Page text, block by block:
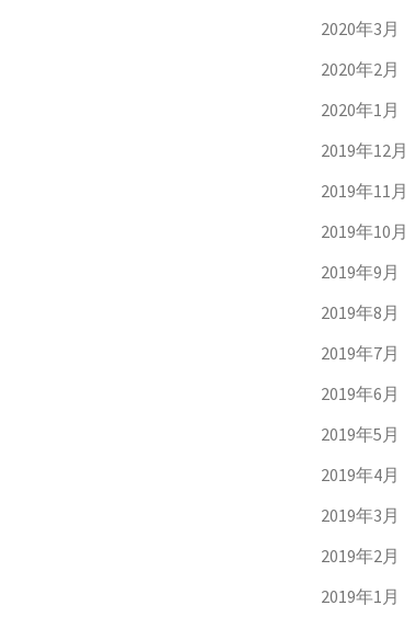
2020年3月
2020年2月
2020年1月
2019年12月
2019年11月
2019年10月
2019年9月
2019年8月
2019年7月
2019年6月
2019年5月
2019年4月
2019年3月
2019年2月
2019年1月